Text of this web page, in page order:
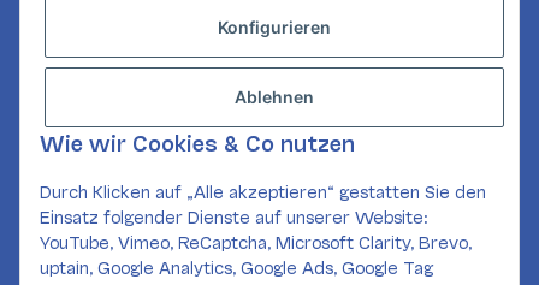
GESETZLICHE INFORMATIONEN
KONTAKT
SOCIAL MEDIA
Konfigurieren
Ablehnen
Wie wir Cookies & Co nutzen
Durch Klicken auf „Alle akzeptieren“ gestatten Sie den
Einsatz folgender Dienste auf unserer Website:
YouTube, Vimeo, ReCaptcha, Microsoft Clarity, Brevo,
uptain, Google Analytics, Google Ads, Google Tag